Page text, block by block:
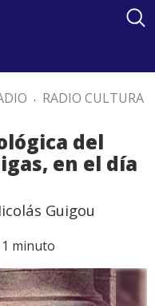
. RADIO CULTURA
del
en el día
Guigou
minuto